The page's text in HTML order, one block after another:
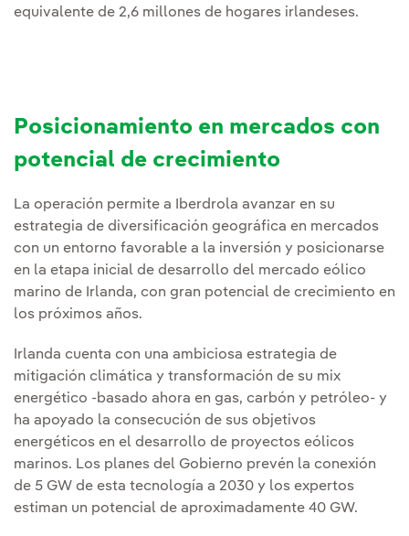
equivalente de 2,6 millones de hogares irlandeses.
Posicionamiento en mercados con
potencial de crecimiento
La operación permite a Iberdrola avanzar en su
estrategia de diversificación geográfica en mercados
con un entorno favorable a la inversión y posicionarse
en la etapa inicial de desarrollo del mercado eólico
marino de Irlanda, con gran potencial de crecimiento en
los próximos años.
Irlanda cuenta con una ambiciosa estrategia de
mitigación climática y transformación de su mix
energético -basado ahora en gas, carbón y petróleo- y
ha apoyado la consecución de sus objetivos
energéticos en el desarrollo de proyectos eólicos
marinos. Los planes del Gobierno prevén la conexión
de 5 GW de esta tecnología a 2030 y los expertos
estiman un potencial de aproximadamente 40 GW.